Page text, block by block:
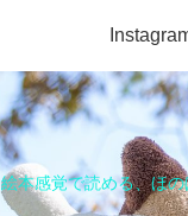
絵本感覚で読める、ほ